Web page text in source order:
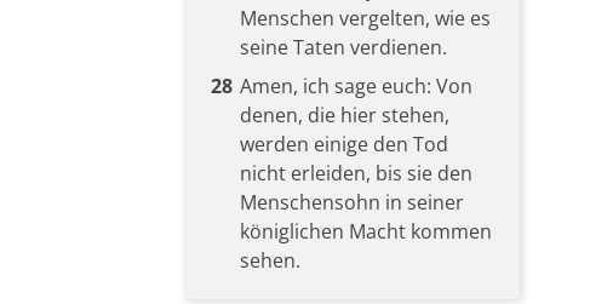
Menschen vergelten, wie es
seine Taten verdienen.
28 Amen, ich sage euch: Von
denen, die hier stehen,
werden einige den Tod
nicht erleiden, bis sie den
Menschensohn in seiner
königlichen Macht kommen
sehen.